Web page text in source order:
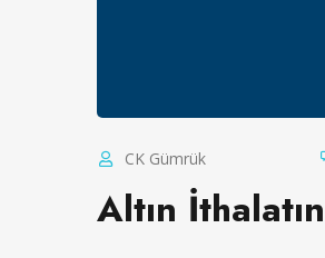
CK Gümrük
Altın